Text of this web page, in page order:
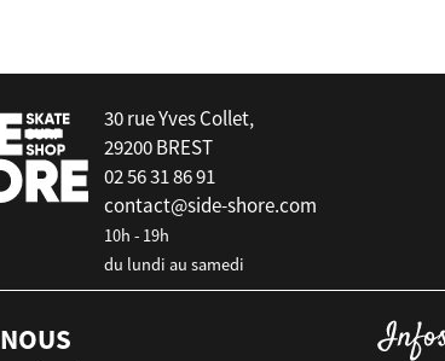
30 rue Yves Collet,
29200 BREST
02 56 31 86 91
contact@side-shore.com
10h - 19h
du lundi au samedi